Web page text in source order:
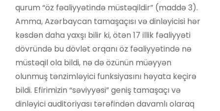
qurum “öz fəaliyyətində müstəqildir” (maddə 3).
Amma, Azərbaycan tamaşaçısı və dinləyicisi hər
kəsdən daha yaxşı bilir ki, ötən 17 illik fəaliyyəti
dövründə bu dövlət orqanı öz fəaliyyətində nə
müstəqil ola bildi, nə də özünün müəyyən
olunmuş tənzimləyici funksiyasını həyata keçirə
bildi. Efirimizin “səviyyəsi” geniş tamaşaçı və
dinləyici auditoriyası tərəfindən davamlı olaraq